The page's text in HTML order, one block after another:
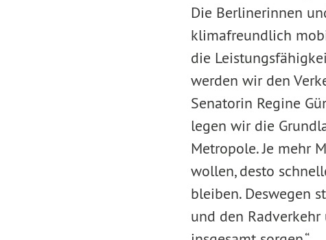
Die Berlinerinnen
klimafreundlich
die
werden wir den
Senatorin Regine
legen wir die
Metropole. Je mehr
wollen, desto
bleiben. Deswegen
und den